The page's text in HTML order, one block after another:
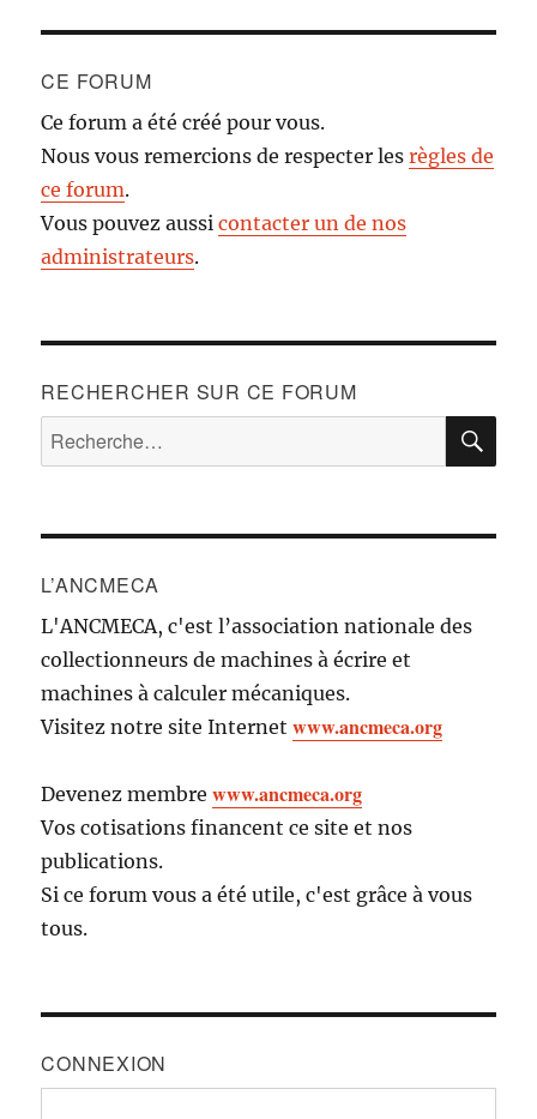
CE FORUM
Ce forum a été créé pour vous.
Nous vous remercions de respecter lesrègles de
ce forum.
Vous pouvez aussicontacter un de nos
administrateurs.
RECHERCHER SUR CE FORUM
Recherche
pour :
L’ANCMECA
L'ANCMECA, c'est l’association nationale des
collectionneurs de machines à écrire et
machines à calculer mécaniques.
Visitez notre site Internetwww.ancmeca.org
Devenez membrewww.ancmeca.org
Vos cotisations financent ce site et nos
publications.
Si ce forum vous a été utile, c'est grâce à vous
tous.
CONNEXION